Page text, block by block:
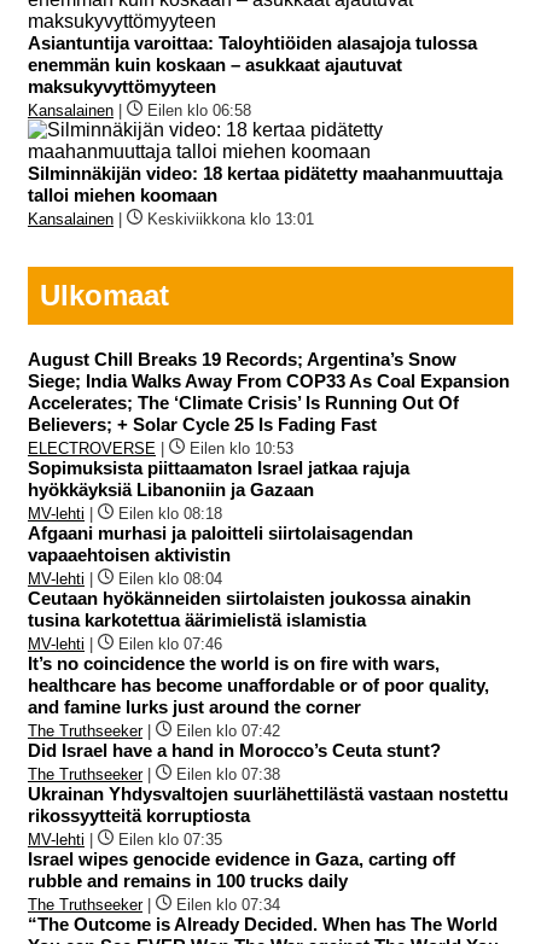
Asiantuntija varoittaa: Taloyhtiöiden alasajoja tulossa
enemmän kuin koskaan – asukkaat ajautuvat
maksukyvyttömyyteen
Kansalainen Eilen klo 06:58
Silminnäkijän video: 18 kertaa pidätetty maahanmuuttaja
talloi miehen koomaan
Kansalainen Keskiviikkona klo 13:01
Ulkomaat
August Chill Breaks 19 Records; Argentina’s Snow
Siege; India Walks Away From COP33 As Coal Expansion
Accelerates; The ‘Climate Crisis’ Is Running Out Of
Believers; + Solar Cycle 25 Is Fading Fast
ELECTROVERSE Eilen klo 10:53
Sopimuksista piittaamaton Israel jatkaa rajuja
hyökkäyksiä Libanoniin ja Gazaan
MV-lehti Eilen klo 08:18
Afgaani murhasi ja paloitteli siirtolaisagendan
vapaaehtoisen aktivistin
MV-lehti Eilen klo 08:04
Ceutaan hyökänneiden siirtolaisten joukossa ainakin
tusina karkotettua äärimielistä islamistia
MV-lehti Eilen klo 07:46
It’s no coincidence the world is on fire with wars,
healthcare has become unaffordable or of poor quality,
and famine lurks just around the corner
The Truthseeker| Eilen klo 07:42
Did Israel have a hand in Morocco’s Ceuta stunt?
The Truthseeker| Eilen klo 07:38
Ukrainan Yhdysvaltojen suurlähettilästä vastaan nostettu
rikossyytteitä korruptiosta
MV-lehti Eilen klo 07:35
Israel wipes genocide evidence in Gaza, carting off
rubble and remains in 100 trucks daily
The Truthseeker| Eilen klo 07:34
“The Outcome is Already Decided. When has The World